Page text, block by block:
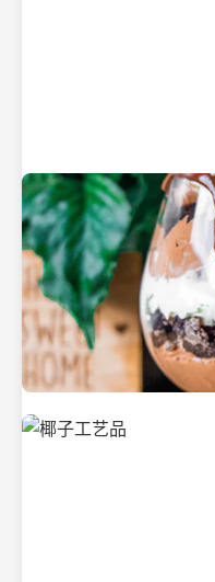
纯净的初榨椰子油
美味的椰子食品